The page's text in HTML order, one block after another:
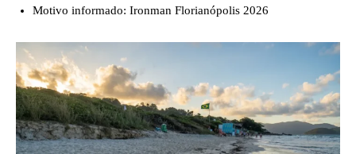
Motivo informado: Ironman Florianópolis 2026